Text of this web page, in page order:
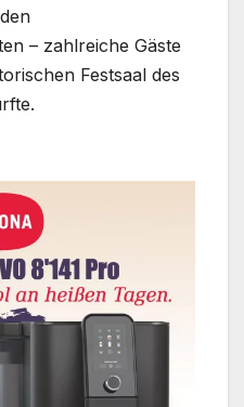
– zahlreiche Gäste
Festsaal des